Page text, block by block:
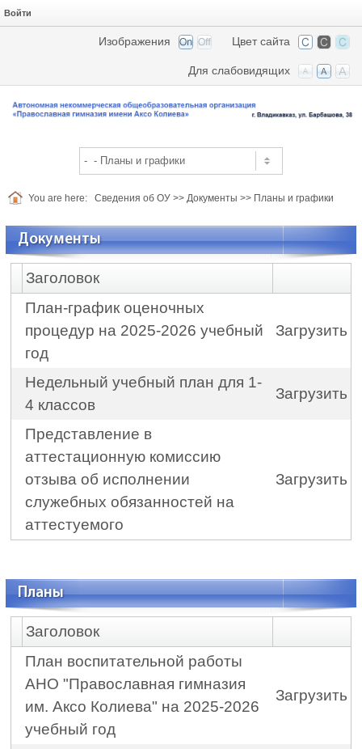
Войти
Цвет сайта
Изображения
Для слабовидящих
You are here: Сведения об ОУ >> Документы >> Планы и графики
Документы
Заголовок
План-график оценочных
процедур на 2025-2026 учебный
год
Загрузить
Недельный учебный план для 1-
4 классов
Загрузить
Представление в
аттестационную комиссию
отзыва об исполнении
служебных обязанностей на
аттестуемого
Загрузить
Планы
Заголовок
План воспитательной работы
АНО "Православная гимназия
им. Аксо Колиева" на 2025-2026
учебный год
Загрузить